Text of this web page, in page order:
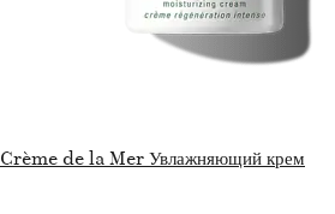
Crème de la Mer Увлажняющий крем